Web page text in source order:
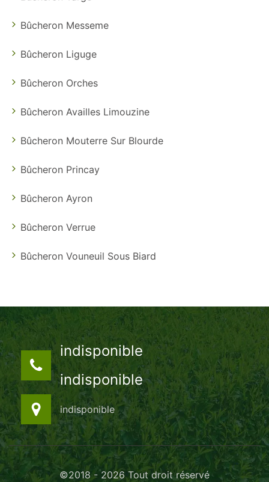
Bûcheron Messeme
Bûcheron Liguge
Bûcheron Orches
Bûcheron Availles Limouzine
Bûcheron Mouterre Sur Blourde
Bûcheron Princay
Bûcheron Ayron
Bûcheron Verrue
Bûcheron Vouneuil Sous Biard
indisponible
indisponible
indisponible
©2018 - 2026 Tout droit réservé